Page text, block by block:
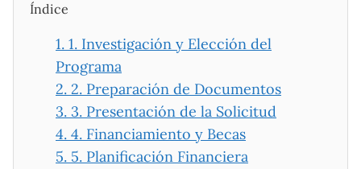
Índice
1. 1. Investigación y Elección del
Programa
2. 2. Preparación de Documentos
3. 3. Presentación de la Solicitud
4. 4. Financiamiento y Becas
5. 5. Planificación Financiera